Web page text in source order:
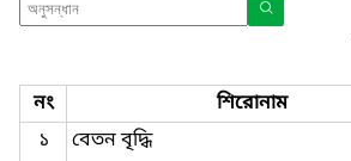
নং শিরোনাম
১
বেতন বৃদ্ধি